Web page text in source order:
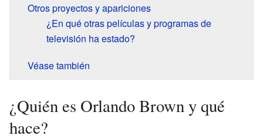
Otros proyectos y apariciones
¿En qué otras películas y programas de
televisión ha estado?
Véase también
¿Quién es Orlando Brown y qué
hace?